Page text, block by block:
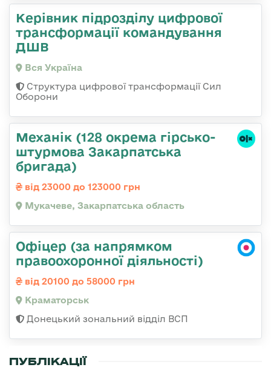
Керівник підрозділу цифрової
трансформації командування
ДШВ
Вся Україна
Структура цифрової трансформації Сил
Оборони
Механік (128 окрема гірсько-
штурмова Закарпатська
бригада)
від 23000 до 123000 грн
Мукачеве, Закарпатська область
Офіцер (за напрямком
правоохоронної діяльності)
від 20100 до 58000 грн
Краматорськ
Донецький зональний відділ ВСП
ПУБЛІКАЦІЇ